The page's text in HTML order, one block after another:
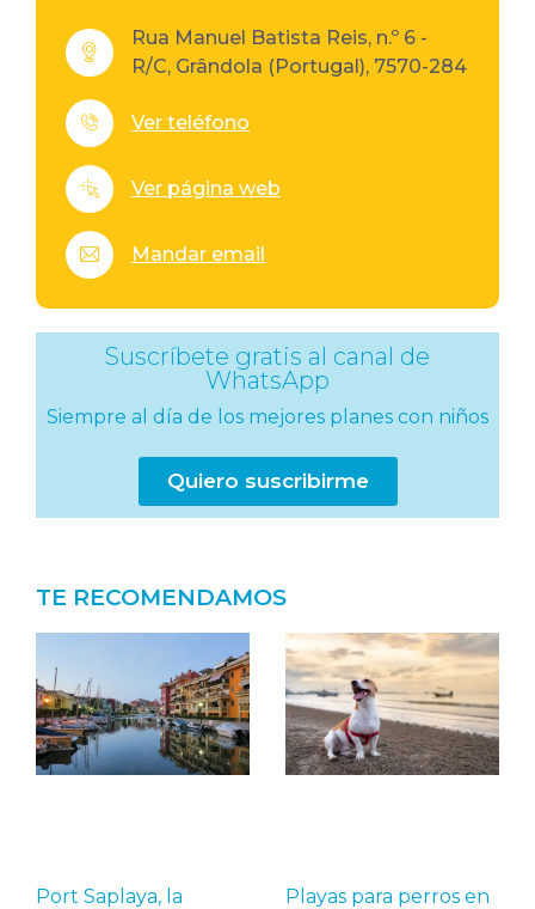
Rua Manuel Batista Reis, n.º 6 -
R/C, Grândola (Portugal), 7570-284
Ver teléfono
Ver página web
Mandar email
Suscríbete gratis al canal de
WhatsApp
Siempre al día de los mejores planes con niños
Quiero suscribirme
TE RECOMENDAMOS
Port Saplaya, la
Playas para perros en